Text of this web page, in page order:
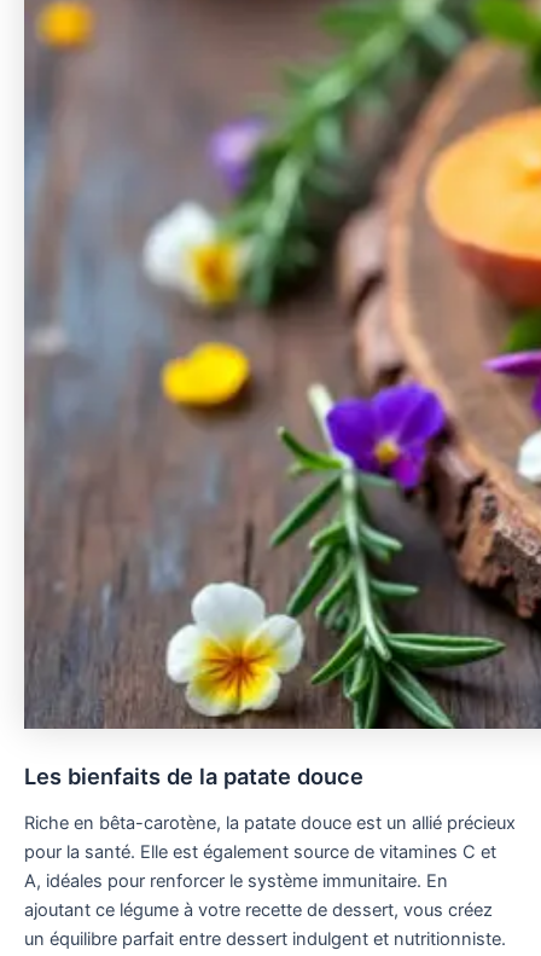
Les bienfaits de la patate douce
Riche en bêta-carotène, la patate douce est un allié précieux
pour la santé. Elle est également source de vitamines C et
A, idéales pour renforcer le système immunitaire. En
ajoutant ce légume à votre recette de dessert, vous créez
un équilibre parfait entre dessert indulgent et nutritionniste.